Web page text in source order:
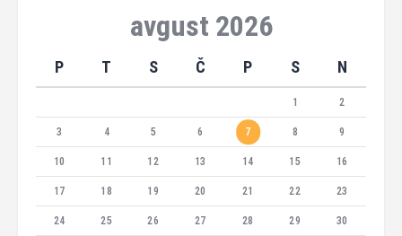
avgust 2026
P T S Č P S N
1 2
3 4 5 6 7 8 9
10 11 12 13 14 15 16
17 18 19 20 21 22 23
24 25 26 27 28 29 30